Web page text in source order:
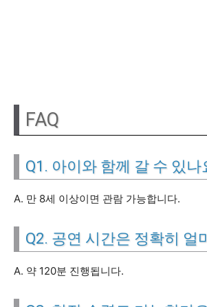
FAQ
Q1. 아이와 함께 갈 수 있나
A. 만 8세 이상이면 관람 가능합니다.
Q2. 공연 시간은 정확히 얼
A. 약 120분 진행됩니다.